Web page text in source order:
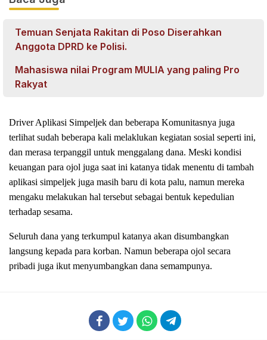
Temuan Senjata Rakitan di Poso Diserahkan
Anggota DPRD ke Polisi.
Mahasiswa nilai Program MULIA yang paling Pro
Rakyat
Driver Aplikasi Simpeljek dan beberapa Komunitasnya juga
terlihat sudah beberapa kali melaklukan kegiatan sosial seperti ini,
dan merasa terpanggil untuk menggalang dana. Meski kondisi
keuangan para ojol juga saat ini katanya tidak menentu di tambah
aplikasi simpeljek juga masih baru di kota palu, namun mereka
mengaku melakukan hal tersebut sebagai bentuk kepedulian
terhadap sesama.
Seluruh dana yang terkumpul katanya akan disumbangkan
langsung kepada para korban. Namun beberapa ojol secara
pribadi juga ikut menyumbangkan dana semampunya.